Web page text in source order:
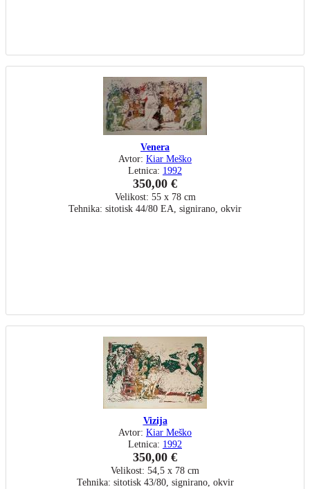
Venera
Avtor: Kiar Meško
Letnica: 1992
350,00 €
Velikost: 55 x 78 cm
Tehnika: sitotisk 44/80 EA, signirano, okvir
Vizija
Avtor: Kiar Meško
Letnica: 1992
350,00 €
Velikost: 54,5 x 78 cm
Tehnika: sitotisk 43/80, signirano, okvir